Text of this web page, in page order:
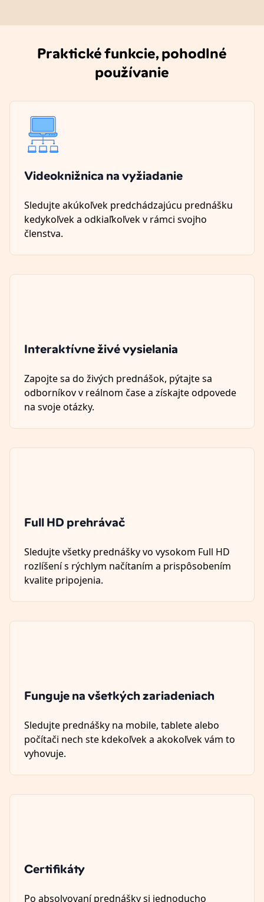
Praktické funkcie, pohodlné
používanie
Videoknižnica na vyžiadanie
Sledujte akúkoľvek predchádzajúcu prednášku
kedykoľvek a odkiaľkoľvek v rámci svojho
členstva.
Interaktívne živé vysielania
Zapojte sa do živých prednášok, pýtajte sa
odborníkov v reálnom čase a získajte odpovede
na svoje otázky.
Full HD prehrávač
Sledujte všetky prednášky vo vysokom Full HD
rozlíšení s rýchlym načítaním a prispôsobením
kvalite pripojenia.
Funguje na všetkých zariadeniach
Sledujte prednášky na mobile, tablete alebo
počítači nech ste kdekoľvek a akokoľvek vám to
vyhovuje.
Certifikáty
Po absolvovaní prednášky si jednoducho